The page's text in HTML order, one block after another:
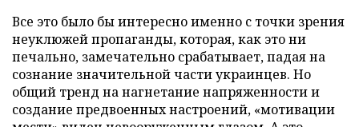
Все это было бы интересно именно с точки зрения
неуклюжей пропаганды, которая, как это ни
печально, замечательно срабатывает, падая на
сознание значительной части украинцев. Но
общий тренд на нагнетание напряженности и
создание предвоенных настроений, «мотивации